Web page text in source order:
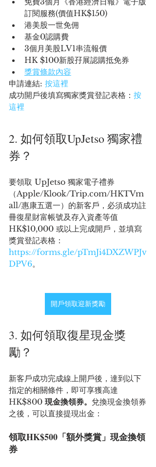
訂閱服務(價值HK$150)
港美股一世免佣
基金0認購費
3個月美股LV1串流報價
HK $100新股孖展認購抵免券
獎賞條款內容
申請連結: 按這裡
成功開戶後填寫獨家獎賞登記表格： 按
這裡
2. 如何領取UpJetso 獨家禮
券？
要領取 UpJetso 獨家電子禮券
（Apple/Klook/Trip.com/HKTVm
all/惠康五選一）的新客戶，必須成功註
冊復星財富帳號及存入資產等值
HK$10,000 或以上完成開戶，並填寫
獎賞登記表格：
https://forms.gle/pTmJi4DXZWPJv
DPV6。
開戶領取迎新獎勵
3. 如何領取復星現金獎
勵？
新客戶成功完成線上開戶後，達到以下
指定的相關條件，即可享獲高達
HK$800 現金換領券。 兌換現金換領券
之後，可以直接提現出金：
領取HK$500「額外獎賞」現金換領
券